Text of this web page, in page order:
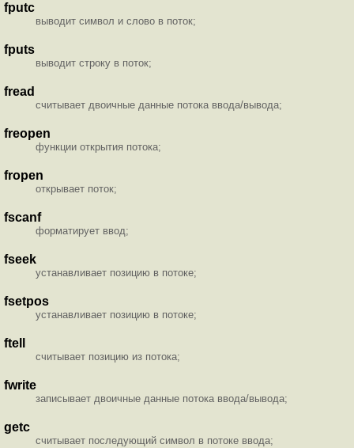
fputc
выводит символ и слово в поток;
fputs
выводит строку в поток;
fread
считывает двоичные данные потока ввода/вывода;
freopen
функции открытия потока;
fropen
открывает поток;
fscanf
форматирует ввод;
fseek
устанавливает позицию в потоке;
fsetpos
устанавливает позицию в потоке;
ftell
считывает позицию из потока;
fwrite
записывает двоичные данные потока ввода/вывода;
getc
считывает последующий символ в потоке ввода;